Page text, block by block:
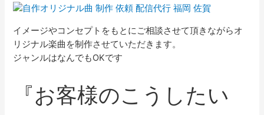
イメージやコンセプトをもとにご相談させて頂きながらオ
リジナル楽曲を制作させていただきます。
ジャンルはなんでもOKです
『お客様のこうしたい